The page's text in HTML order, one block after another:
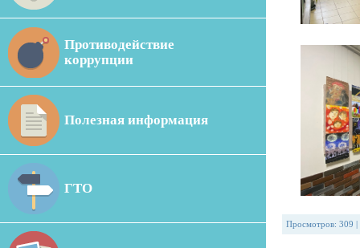
Противодействие
коррупции
Полезная информация
ГТО
Просмотров: 309